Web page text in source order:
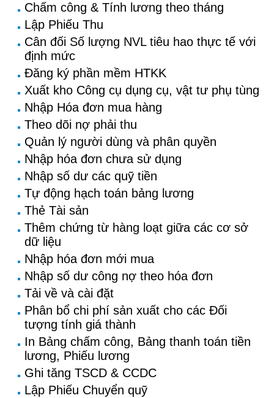
Chấm công & Tính lương theo tháng
Lập Phiếu Thu
Cân đối Số lượng NVL tiêu hao thực tế với
định mức
Đăng ký phần mềm HTKK
Xuất kho Công cụ dụng cụ, vật tư phụ tùng
Nhập Hóa đơn mua hàng
Theo dõi nợ phải thu
Quản lý người dùng và phân quyền
Nhập hóa đơn chưa sử dụng
Nhập số dư các quỹ tiền
Tự động hạch toán bảng lương
Thẻ Tài sản
Thêm chứng từ hàng loạt giữa các cơ sở
dữ liệu
Nhập hóa đơn mới mua
Nhập số dư công nợ theo hóa đơn
Tải về và cài đặt
Phân bổ chi phí sản xuất cho các Đối
tượng tính giá thành
In Bảng chấm công, Bảng thanh toán tiền
lương, Phiếu lương
Ghi tăng TSCD & CCDC
Lập Phiếu Chuyển quỹ